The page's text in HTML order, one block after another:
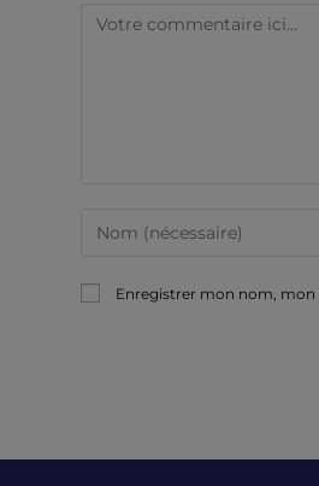
Enregistrer mon nom,